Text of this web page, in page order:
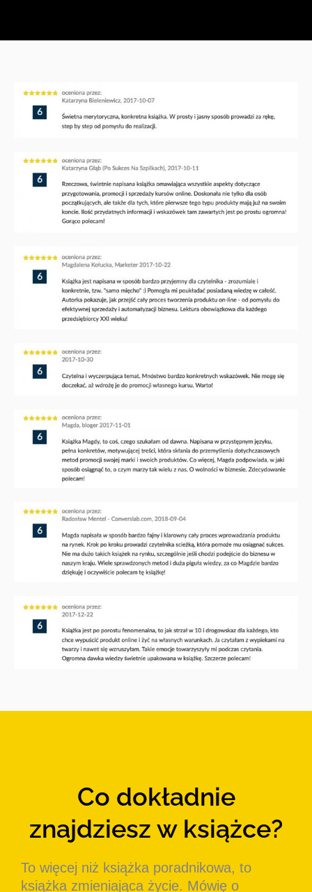
Co dokładnie
znajdziesz w książce?
To więcej niż książka poradnikowa, to
książka zmieniająca życie. Mówię o